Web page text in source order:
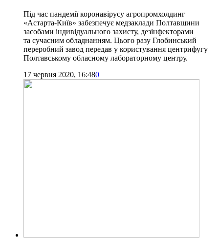
Під час пандемії коронавірусу агропромхолдинг
«Астарта-Київ» забезпечує медзаклади Полтавщини
засобами індивідуального захисту, дезінфекторами
та сучасним обладнанням. Цього разу Глобинський
переробний завод передав у користування центрифугу
Полтавському обласному лабораторному центру.
17 червня 2020, 16:480